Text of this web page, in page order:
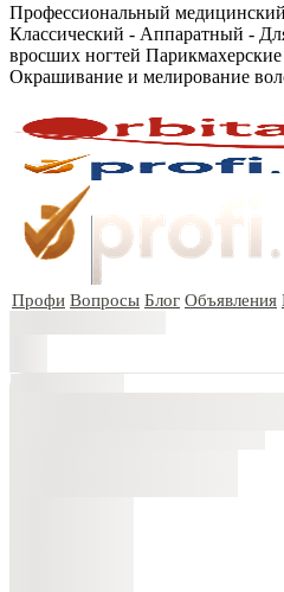
Профессиональный
Классический - Аппаратный -
вросших ногтей
Окрашивание и мелирование
Профи Вопросы Блог Объявления